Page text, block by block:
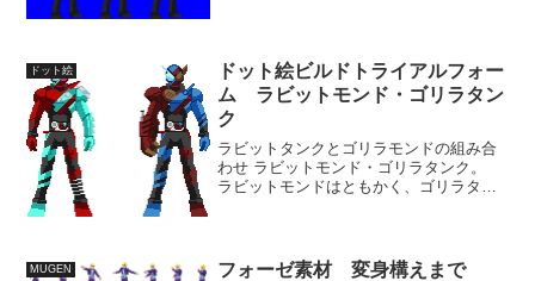
ドット絵
ドット絵ビルドトライアルフォー
ム ラビットモンド・ゴリラタン
ク
ラビットタンクとゴリラモンドの組み合
わせ ラビットモンド・ゴリラタンク。
ラビットモンドはともかく、ゴリラタン
頑丈そうな戦車のイメー...
MUGEN フォーゼ素材 変身構えまで